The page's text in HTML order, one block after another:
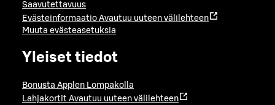
Saavutettavuus
Evästeinformaatio Avautuu uuteen välilehteen
Muuta evästeasetuksia
Yleiset tiedot
Bonusta Applen Lompakolla
Lahjakortit Avautuu uuteen välilehteen